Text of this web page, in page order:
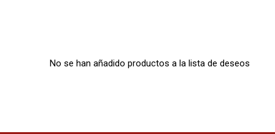
No se han añadido productos a la lista de deseos